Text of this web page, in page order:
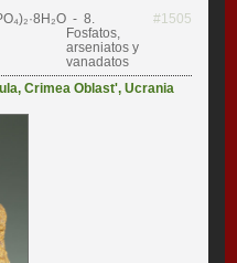
- 8.
Fosfatos,
arseniatos y
vanadatos
#1505
,Crimea Oblast',Ucrania